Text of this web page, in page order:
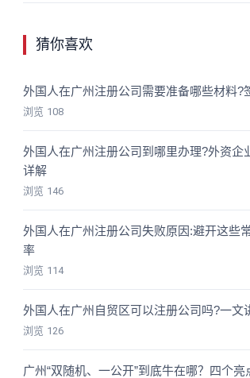
猜你喜欢
外国人在广州注册公司需要准备哪些材料?
浏览 108
外国人在广州注册公司到哪里办理?外资企
详解
浏览 146
外国人在广州注册公司失败原因:避开这些
率
浏览 114
外国人在广州自贸区可以注册公司吗?一文
浏览 126
广州“双随机、一公开”到底牛在哪？四个